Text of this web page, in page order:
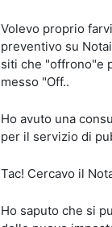
Volevo proprio
preventivo su
siti che "offrono"e
messo "Off..
Ho avuto una
per il servizio di
Tac! Cercavo il
Ho saputo che si